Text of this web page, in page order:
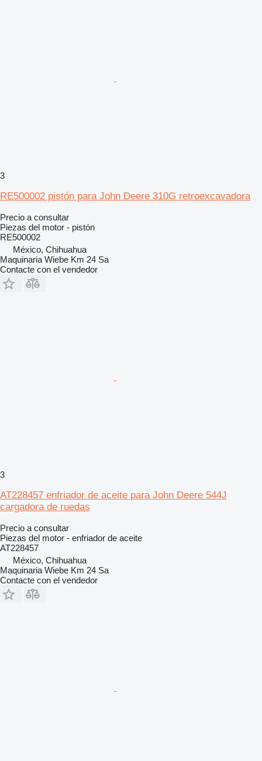
3
RE500002 pistón para John Deere 310G retroexcavadora
Precio a consultar
Piezas del motor - pistón
RE500002
México, Chihuahua
Maquinaria Wiebe Km 24 Sa
Contacte con el vendedor
3
AT228457 enfriador de aceite para John Deere 544J
cargadora de ruedas
Precio a consultar
Piezas del motor - enfriador de aceite
AT228457
México, Chihuahua
Maquinaria Wiebe Km 24 Sa
Contacte con el vendedor